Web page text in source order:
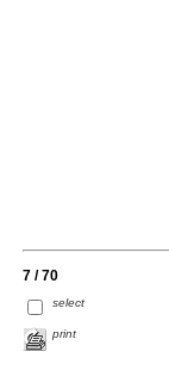
7 / 70
select
print